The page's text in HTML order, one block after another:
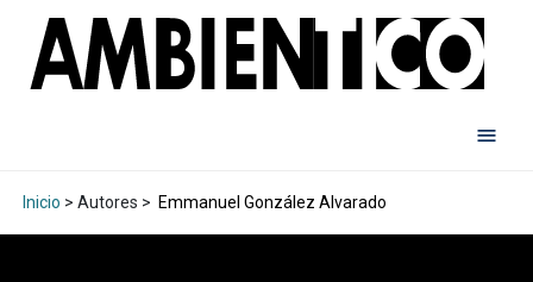
Inicio > Autores > Emmanuel González Alvarado